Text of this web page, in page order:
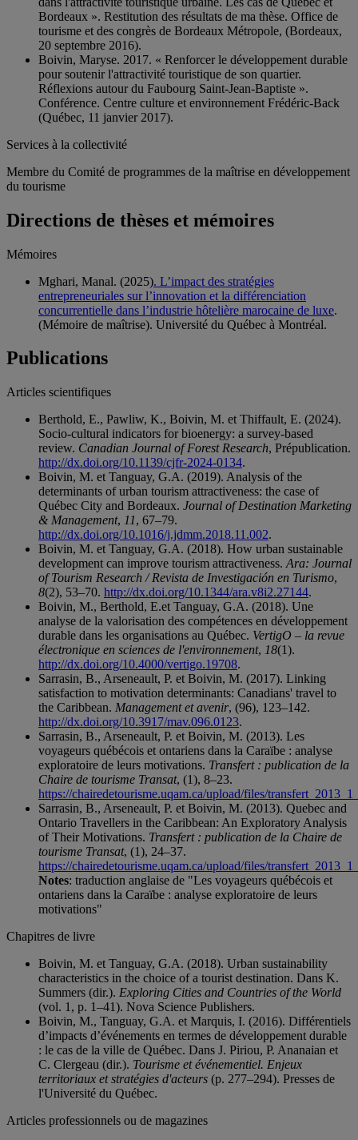
Bordeaux ». Restitution des résultats de ma thèse. Office de
tourisme et des congrès de Bordeaux Métropole, (Bordeaux,
20 septembre 2016).
Boivin, Maryse. 2017. « Renforcer le développement durable
pour soutenir l'attractivité touristique de son quartier.
Réflexions autour du Faubourg Saint-Jean-Baptiste ».
Conférence. Centre culture et environnement Frédéric-Back
(Québec, 11 janvier 2017).
Services à la collectivité
Membre du Comité de programmes de la maîtrise en développement
du tourisme
Directions de thèses et mémoires
Mémoires
Mghari, Manal. (2025). L’impact des stratégies
entrepreneuriales sur l’innovation et la différenciation
concurrentielle dans l’industrie hôtelière marocaine de luxe.
(Mémoire de maîtrise). Université du Québec à Montréal.
Publications
Articles scientifiques
Berthold, E., Pawliw, K., Boivin, M. et Thiffault, E. (2024).
Socio-cultural indicators for bioenergy: a survey-based
review. Canadian Journal of Forest Research, Prépublication.
http://dx.doi.org/10.1139/cjfr-2024-0134.
Boivin, M. et Tanguay, G.A. (2019). Analysis of the
determinants of urban tourism attractiveness: the case of
Québec City and Bordeaux. Journal of Destination Marketing
& Management, 11, 67–79.
http://dx.doi.org/10.1016/j.jdmm.2018.11.002.
Boivin, M. et Tanguay, G.A. (2018). How urban sustainable
development can improve tourism attractiveness. Ara: Journal
of Tourism Research / Revista de Investigación en Turismo,
8(2), 53–70. http://dx.doi.org/10.1344/ara.v8i2.27144.
Boivin, M., Berthold, E.et Tanguay, G.A. (2018). Une
analyse de la valorisation des compétences en développement
durable dans les organisations au Québec. VertigO – la revue
électronique en sciences de l'environnement, 18(1).
http://dx.doi.org/10.4000/vertigo.19708.
Sarrasin, B., Arseneault, P. et Boivin, M. (2017). Linking
satisfaction to motivation determinants: Canadians' travel to
the Caribbean. Management et avenir, (96), 123–142.
http://dx.doi.org/10.3917/mav.096.0123.
Sarrasin, B., Arseneault, P. et Boivin, M. (2013). Les
voyageurs québécois et ontariens dans la Caraïbe : analyse
exploratoire de leurs motivations. Transfert : publication de la
Chaire de tourisme Transat, (1), 8–23.
https://chairedetourisme.uqam.ca/upload/files/
Sarrasin, B., Arseneault, P. et Boivin, M. (2013). Quebec and
Ontario Travellers in the Caribbean: An Exploratory Analysis
of Their Motivations. Transfert : publication de la Chaire de
tourisme Transat, (1), 24–37.
https://chairedetourisme.uqam.ca/upload/files/
Notes: traduction anglaise de "Les voyageurs québécois et
ontariens dans la Caraïbe : analyse exploratoire de leurs
motivations"
Chapitres de livre
Boivin, M. et Tanguay, G.A. (2018). Urban sustainability
characteristics in the choice of a tourist destination. Dans K.
Summers (dir.). Exploring Cities and Countries of the World
(vol. 1, p. 1–41). Nova Science Publishers.
Boivin, M., Tanguay, G.A. et Marquis, I. (2016). Différentiels
d’impacts d’événements en termes de développement durable
: le cas de la ville de Québec. Dans J. Piriou, P. Ananaian et
C. Clergeau (dir.). Tourisme et événementiel. Enjeux
territoriaux et stratégies d'acteurs (p. 277–294). Presses de
l'Université du Québec.
Articles professionnels ou de magazines